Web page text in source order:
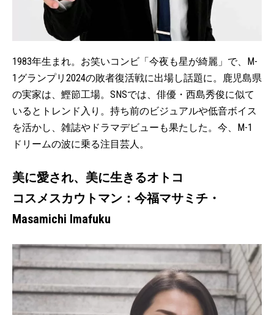
1983年生まれ。お笑いコンビ「今夜も星が綺麗」で、M-
1グランプリ2024の敗者復活戦に出場し話題に。鹿児島県
の実家は、鰹節工場。SNSでは、俳優・西島秀俊に似て
いるとトレンド入り。持ち前のビジュアルや低音ボイス
を活かし、雑誌やドラマデビューも果たした。今、M-1
ドリームの波に乗る注目芸人。
美に愛され、美に生きるオトコ
コスメスカウトマン：今福マサミチ・
Masamichi Imafuku